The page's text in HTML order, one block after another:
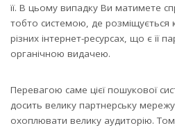
її. В цьому випадку Ви матимете
тобто системою, де розміщується
різних інтернет-ресурсах, що є її
органічною видачею.
Перевагою саме цієї пошукової
досить велику партнерську
охоплювати велику аудиторію.